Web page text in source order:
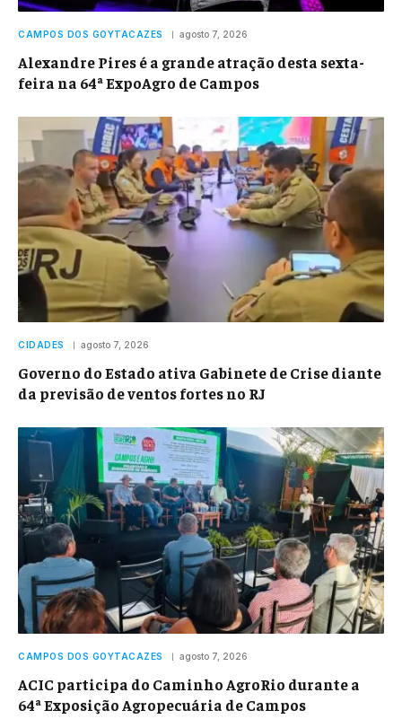
CAMPOS DOS GOYTACAZES agosto 7, 2026
Alexandre Pires é a grande atração desta sexta-
feira na 64ª ExpoAgro de Campos
CIDADES agosto 7, 2026
Governo do Estado ativa Gabinete de Crise diante
da previsão de ventos fortes no RJ
CAMPOS DOS GOYTACAZES agosto 7, 2026
ACIC participa do Caminho AgroRio durante a
64ª Exposição Agropecuária de Campos